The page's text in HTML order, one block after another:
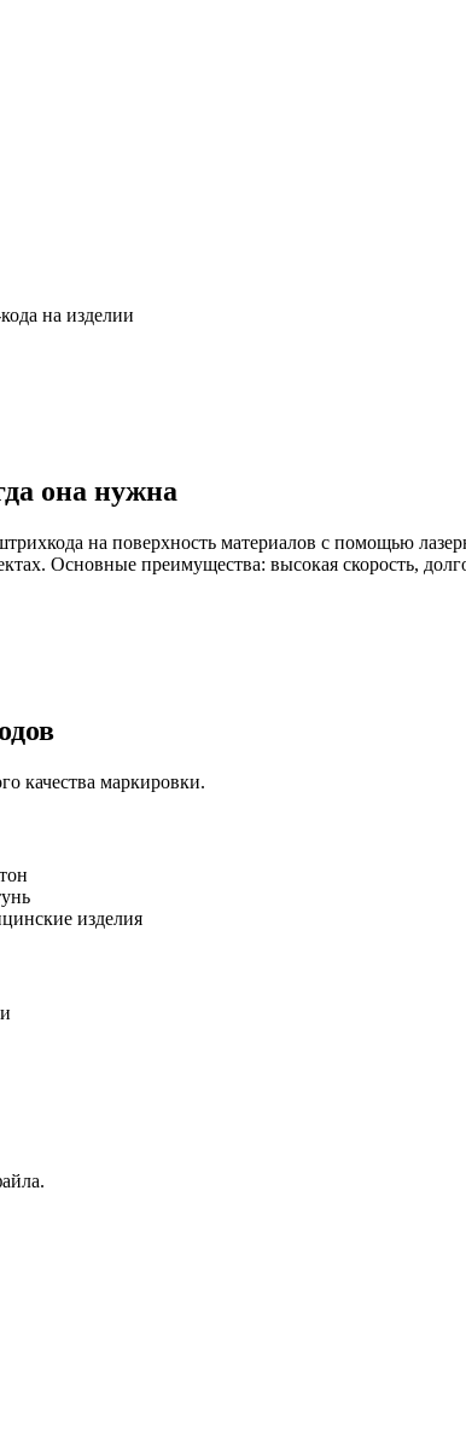
на изделии
она нужна
на поверхность материалов с помощью
Основные преимущества: высокая скорость,
качества маркировки.
изделия